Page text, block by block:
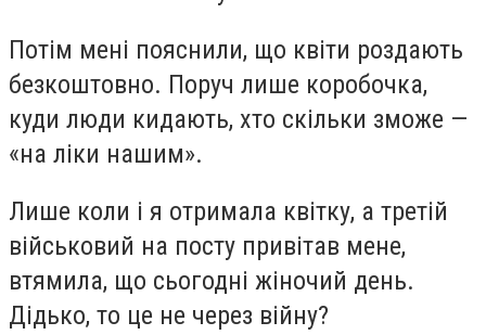
Потім мені пояснили, що квіти роздають
безкоштовно. Поруч лише коробочка,
куди люди кидають, хто скільки зможе —
«на ліки нашим».
Лише коли і я отримала квітку, а третій
військовий на посту привітав мене,
втямила, що сьогодні жіночий день.
Дідько, то це не через війну?